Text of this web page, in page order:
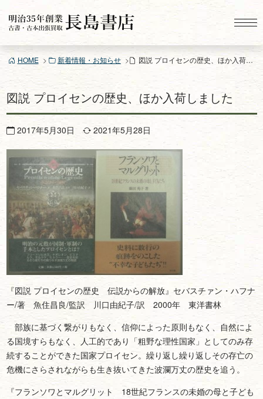
ン
ツ
ス
キ
プ
HOME 新着情報・お知らせ 図説 プロイセンの歴史、ほか入荷しました
図説 プロイセンの歴史、ほか入荷しました
2017年5月30日 2021年5月28日
『図説 プロイセンの歴史 伝説からの解放』セバスチァン・ハフナ
ー/著 魚住昌良/監訳 川口由紀子/訳 2000年 東洋書林
部族に基づく繋がりもなく、信仰によった原則もなく、自然によ
る国境すらもなく、人工的であり「粗野な理性国家」としてのみ存
続することができた国家プロイセン。繰り返し繰り返しその存亡の
危機にさらされながらも生き抜いてきた波瀾万丈の歴史を追う。
『フランソワとマルグリット 18世紀フランスの未婚の母と子ども